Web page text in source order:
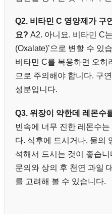
Q2. 비타민 C 영양제가 구
요? A2. 아니요. 비타민 C
(Oxalate)’으로 변할 수 있
비타민 C를 복용하면 오히
므로 주의해야 합니다. 구
성분입니다.
Q3. 위장이 약한데 레몬수
빈속에 너무 진한 레몬수
다. 식후에 드시거나, 물의
석해서 드시는 것이 좋습
문의와 상의 후 천연 과일
를 고려해 볼 수 있습니다.